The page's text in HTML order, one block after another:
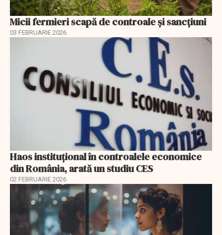
Micii fermieri scapă de controale și sancțiuni
03 FEBRUARIE 2026
Haos instituțional în controalele economice
din România, arată un studiu CES
02 FEBRUARIE 2026